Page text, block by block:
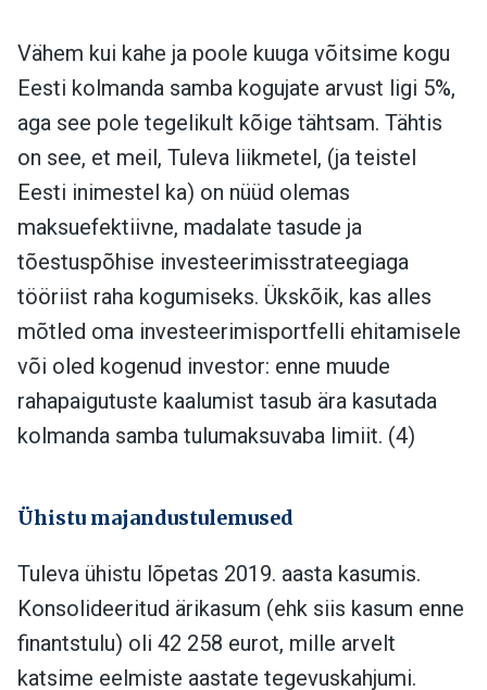
Vähem kui kahe ja poole kuuga võitsime kogu
Eesti kolmanda samba kogujate arvust ligi 5%,
aga see pole tegelikult kõige tähtsam. Tähtis
on see, et meil, Tuleva liikmetel, (ja teistel
Eesti inimestel ka) on nüüd olemas
maksuefektiivne, madalate tasude ja
tõestuspõhise investeerimisstrateegiaga
tööriist raha kogumiseks. Ükskõik, kas alles
mõtled oma investeerimisportfelli ehitamisele
või oled kogenud investor: enne muude
rahapaigutuste kaalumist tasub ära kasutada
kolmanda samba tulumaksuvaba limiit. (4)
Ühistu majandustulemused
Tuleva ühistu lõpetas 2019. aasta kasumis.
Konsolideeritud ärikasum (ehk siis kasum enne
finantstulu) oli 42 258 eurot, mille arvelt
katsime eelmiste aastate tegevuskahjumi.